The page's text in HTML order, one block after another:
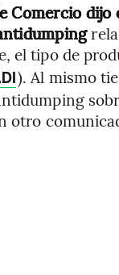
Comercio dijo
el tipo de
). Al mismo
otro